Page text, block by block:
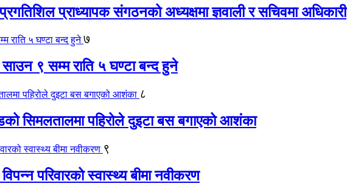
प्राध्यापक संगठनको अध्यक्षमा ज्ञवाली र सचिवमा अधिकारी
७
९ सम्म राति ५ घण्टा बन्द हुने
८
सिमलतालमा पहिरोले दुइटा बस बगाएको आशंका
९
परिवारको स्वास्थ्य बीमा नवीकरण